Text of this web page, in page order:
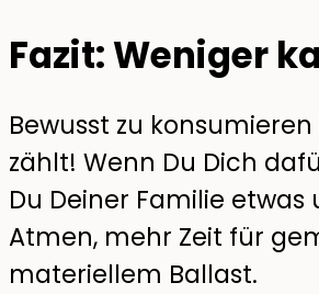
Fazit: Weniger
Bewusst zu
zählt! Wenn Du Dich
Du Deiner Familie
Atmen, mehr Zeit für
materiellem Ballast.